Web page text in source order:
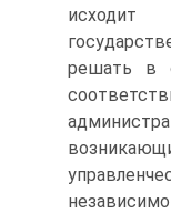
исходит
решать в